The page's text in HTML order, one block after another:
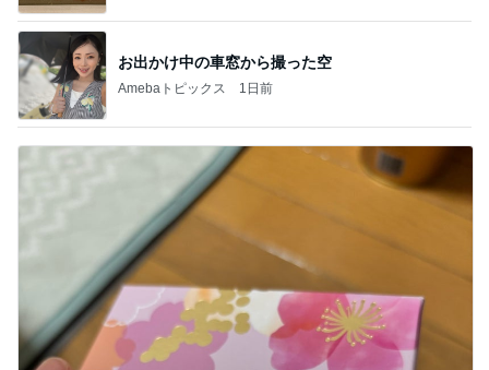
お出かけ中の車窓から撮った空
Amebaトピックス 1日前